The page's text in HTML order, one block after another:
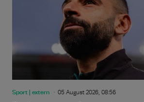
Sport | extern 05 August 2026, 08:56